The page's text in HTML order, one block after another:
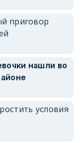
приговор
нашли во
условия